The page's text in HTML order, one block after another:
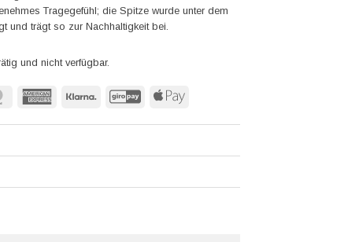
Tragegefühl; die Spitze wurde unter dem
und trägt so zur Nachhaltigkeit bei.
und nicht verfügbar.
MasterCard American
Klarna GiroPay Apple